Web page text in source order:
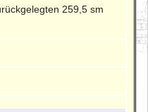
259,5 sm